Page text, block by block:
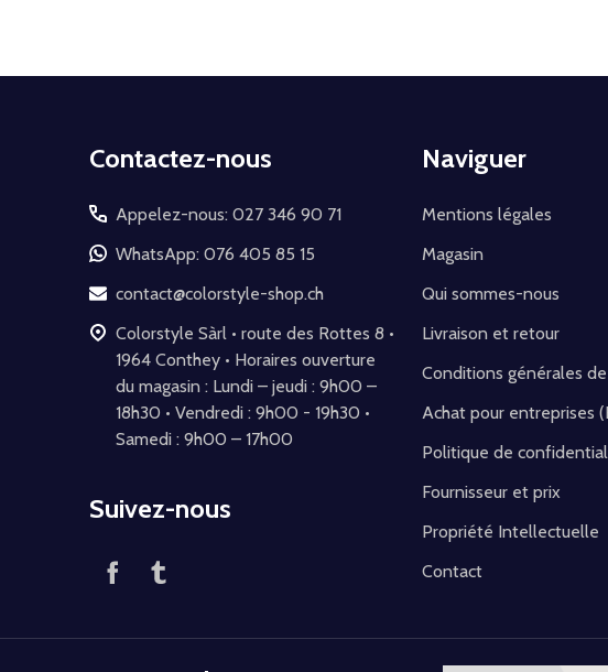
Contactez-nous
Appelez-nous: 027 346 90 71
WhatsApp: 076 405 85 15
contact@colorstyle-shop.ch
Colorstyle Sàrl • route des Rottes 8 •
1964 Conthey • Horaires ouverture
du magasin : Lundi – jeudi : 9h00 –
18h30 • Vendredi : 9h00 - 19h30 •
Samedi : 9h00 – 17h00
Suivez-nous
Naviguer
Mentions légales
Magasin
Qui sommes-nous
Livraison et retour
Conditions générales
Achat pour entreprises
Politique de
Fournisseur et prix
Propriété Intellectuelle
Contact